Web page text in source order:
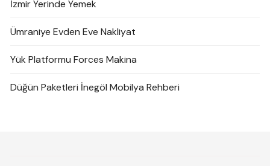
İzmir Yerinde Yemek
Ümraniye Evden Eve Nakliyat
Yük Platformu Forces Makina
Düğün Paketleri İnegöl Mobilya Rehberi